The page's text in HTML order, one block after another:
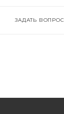
ЗАДАТЬ ВОПРОС